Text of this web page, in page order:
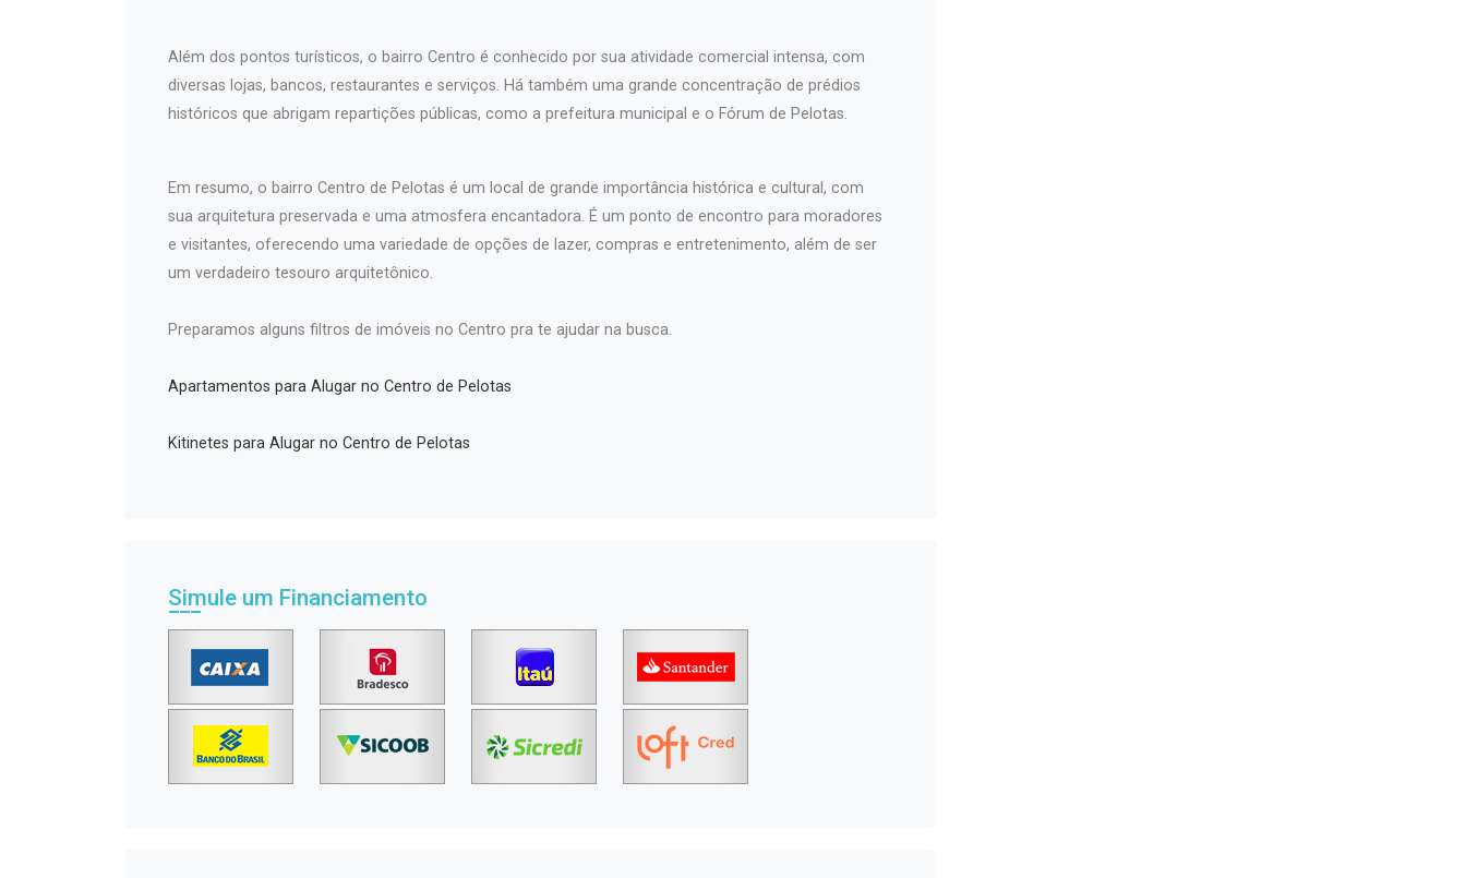
Além dos pontos turísticos, o bairro Centro é conhecido por sua atividade comercial intensa, com
diversas lojas, bancos, restaurantes e serviços. Há também uma grande concentração de prédios
históricos que abrigam repartições públicas, como a prefeitura municipal e o Fórum de Pelotas.
Em resumo, o bairro Centro de Pelotas é um local de grande importância histórica e cultural, com
sua arquitetura preservada e uma atmosfera encantadora. É um ponto de encontro para moradores
e visitantes, oferecendo uma variedade de opções de lazer, compras e entretenimento, além de ser
um verdadeiro tesouro arquitetônico.
Preparamos alguns filtros de imóveis no Centro pra te ajudar na busca.
Apartamentos para Alugar no Centro de Pelotas
Kitinetes para Alugar no Centro de Pelotas
Simule um Financiamento